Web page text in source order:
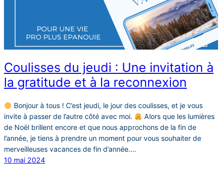
Coulisses du jeudi : Une invitation à
la gratitude et à la reconnexion
Bonjour à tous ! C’est jeudi, le jour des coulisses, et je vous
invite à passer de l’autre côté avec moi.
Alors que les lumières
de Noël brillent encore et que nous approchons de la fin de
l’année, je tiens à prendre un moment pour vous souhaiter de
merveilleuses vacances de fin d’année.…
10 mai 2024